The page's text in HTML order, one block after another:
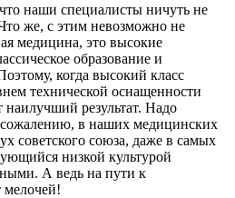
наши специалисты ничуть не
же, с этим невозможно не
медицина, это высокие
образование и
когда высокий класс
технической оснащенности
наилучший результат. Надо
сожалению, в наших медицинских
советского союза, даже в самых
низкой культурой
А ведь на пути к
мелочей!